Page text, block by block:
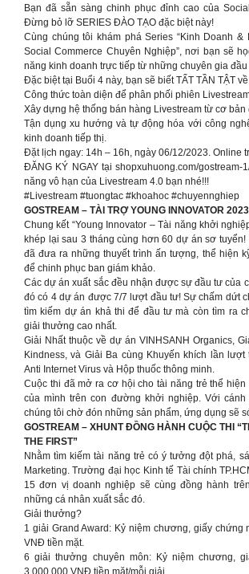
Bạn đã sẵn sàng chinh phục đỉnh cao của
Đừng bỏ lỡ SERIES ĐÀO TẠO đặc biệt này!
Cùng chúng tôi khám phá Series “Kinh Doanh &
Social Commerce Chuyên Nghiệp”, nơi bạn sẽ
năng kinh doanh trực tiếp từ những chuyên gia
Đặc biệt tại Buổi 4 này, bạn sẽ biết TẤT TẦN TẬT
Công thức toàn diện để phân phối phiên
Xây dựng hệ thống bán hàng Livestream từ cơ bản
Tận dụng xu hướng và tự động hóa với công
kinh doanh tiếp thị.
Đặt lịch ngay: 14h – 16h, ngày 06/12/2023. Online
ĐĂNG KÝ NGAY tại shopxuhuong.com/gostream-
năng vô hạn của Livestream 4.0 bạn nhé!!!
#Livestream #tuongtac #khoahoc #chuyennghiep
GOSTREAM – TÀI TRỢ YOUNG INNOVATOR 2023
Chung kết “Young Innovator – Tài năng khởi
khép lại sau 3 tháng cùng hơn 60 dự án sơ tuyển!
đã đưa ra những thuyết trình ấn tượng, thể hiện
để chinh phục ban giám khảo.
Các dự án xuất sắc đều nhận được sự đầu tư của
đó có 4 dự án được 7/7 lượt đầu tư! Sự chấm dứt
tìm kiếm dự án khả thi để đầu tư mà còn tìm ra
giải thưởng cao nhất.
Giải Nhất thuộc về dự án VINHSANH Organics,
Kindness, và Giải Ba cùng Khuyến khích lần
Anti Internet Virus và Hộp thuốc thông minh.
Cuộc thi đã mở ra cơ hội cho tài năng trẻ thể
của mình trên con đường khởi nghiệp. Với
chúng tôi chờ đón những sản phẩm, ứng dụng sẽ
GOSTREAM – XHUNT ĐỒNG HÀNH CUỘC THI
THE FIRST”
Nhằm tìm kiếm tài năng trẻ có ý tưởng đột phá,
Marketing. Trường đại học Kinh tế Tài chính
15 đơn vị doanh nghiệp sẽ cùng đồng hành
những cá nhân xuất sắc đó.
Giải thưởng?
1 giải Grand Award: Kỷ niệm chương, giấy chứng
VNĐ tiền mặt.
6 giải thưởng chuyên môn: Kỷ niệm chương,
3.000.000 VNĐ tiền mặt/mỗi giải